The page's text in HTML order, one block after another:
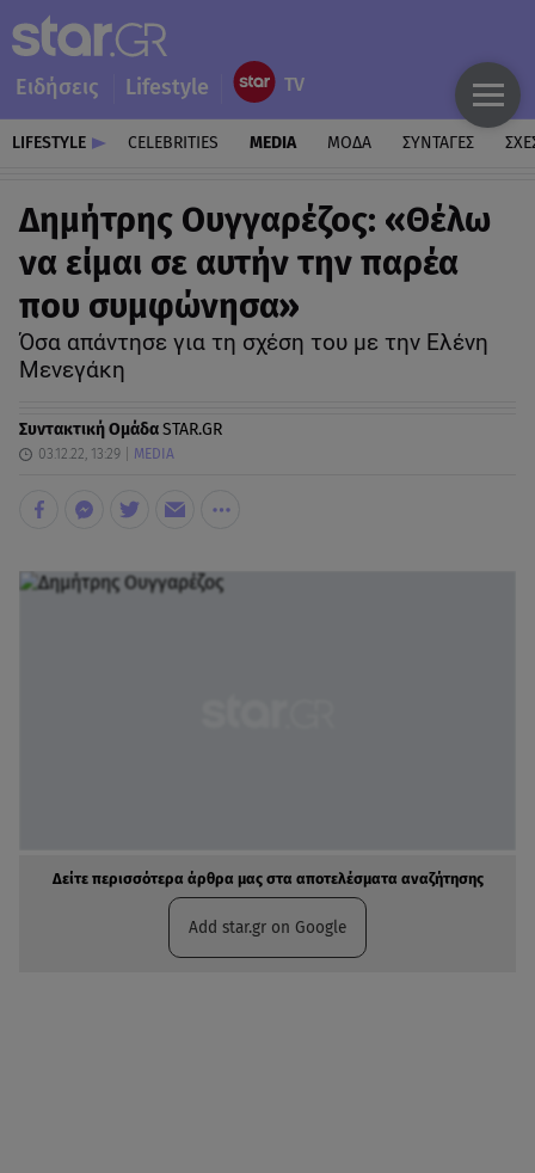
Ειδήσεις Lifestyle
LIFESTYLE CELEBRITIES MEDIA ΜΟΔΑ ΣΥΝΤΑΓΕΣ
Δημήτρης Ουγγαρέζος: «Θέλω
να είμαι σε αυτήν την παρέα
που συμφώνησα»
Όσα απάντησε για τη σχέση του με την Ελένη
Μενεγάκη
Συντακτική ΟμάδαSTAR.GR
03.12.22, 13:29 MEDIA
Δείτε περισσότερα άρθρα μας στα αποτελέσματα αναζήτησης
Add star.gr on Google